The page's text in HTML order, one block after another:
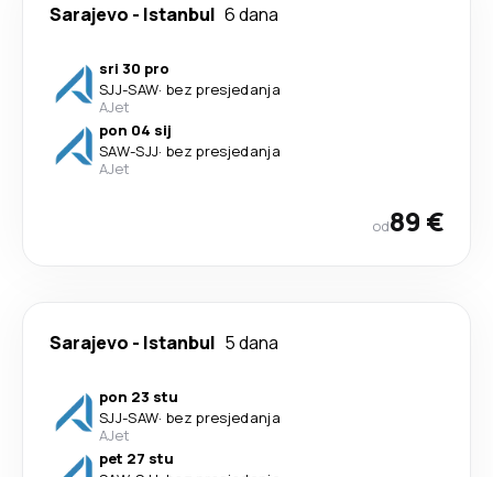
Sarajevo - Istanbul 6 dana
sri 30 pro
SJJ-SAW· bez presjedanja
AJet
pon 04 sij
SAW-SJJ· bez presjedanja
AJet
od89 €
Sarajevo - Istanbul 5 dana
pon 23 stu
SJJ-SAW· bez presjedanja
AJet
pet 27 stu